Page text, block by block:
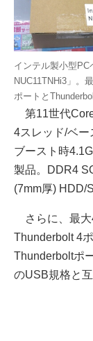
インテル製小型
NUC11TNHi3」。
ポートと
第11世代
4スレッド/ベー
ブースト時
製品。DDR4
(7mm厚) HDD/
さらに、最大
Thunderbolt 4
Thunderboltポ
のUSB規格と互